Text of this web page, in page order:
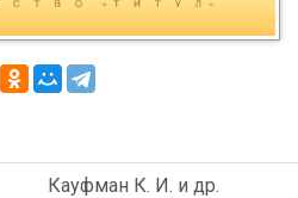
Кауфман К. И. и др.